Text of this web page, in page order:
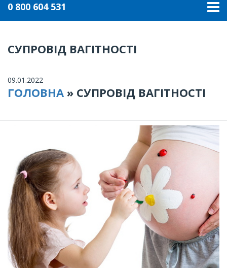
0 800 604 531
СУПРОВІД ВАГІТНОСТІ
09.01.2022
ГОЛОВНА » СУПРОВІД ВАГІТНОСТІ